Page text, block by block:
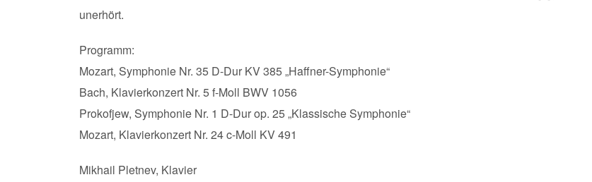
unerhört.
Programm:
Mozart, Symphonie Nr. 35 D-Dur KV 385 „Haffner-Symphonie“
Bach, Klavierkonzert Nr. 5 f-Moll BWV 1056
Prokofjew, Symphonie Nr. 1 D-Dur op. 25 „Klassische Symphonie“
Mozart, Klavierkonzert Nr. 24 c-Moll KV 491
Mikhail Pletnev, Klavier